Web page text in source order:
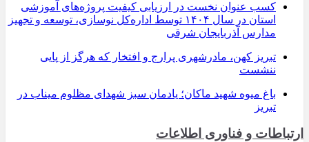
کسب عنوان نخست در ارزیابی کیفیت پروژه‌های آموزشی
استان در سال ۱۴۰۴ توسط اداره‌کل نوسازی، توسعه و تجهیز
مدارس آذربایجان شرقی
تبریز کهن، مادرشهری پرارج و افتخار که هرگز از پایی
ننشست
باغ میوه شهید ماکان؛ یادمان سبز شهدای مظلوم میناب در
تبریز
ارتباطات و فناوری اطلاعات